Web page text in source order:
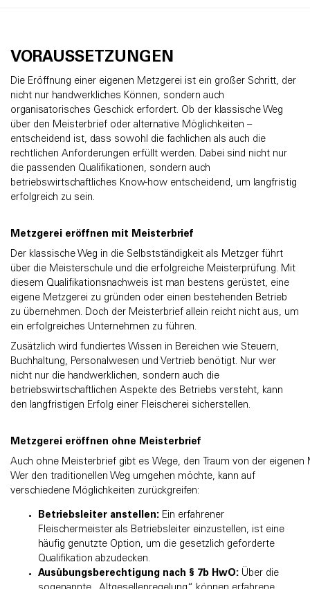
Fachkräftemangel
Übernahme einer Metzgerei
Sie haben einen konkreten Bedarf? Wir beraten Sie gern.
UNSER Fazit ZUR ERÖFFNUNG EINER METZGEREI
Quellen
VORAUSSETZUNGEN
Die Eröffnung einer eigenen Metzgerei ist ein großer Schritt, der
nicht nur handwerkliches Können, sondern auch
organisatorisches Geschick erfordert. Ob der klassische Weg
über den Meisterbrief oder alternative Möglichkeiten –
entscheidend ist, dass sowohl die fachlichen als auch die
rechtlichen Anforderungen erfüllt werden. Dabei sind nicht nur
die passenden Qualifikationen, sondern auch
betriebswirtschaftliches Know-how entscheidend, um langfristig
erfolgreich zu sein.
Metzgerei eröffnen mit Meisterbrief
Der klassische Weg in die Selbstständigkeit als Metzger führt
über die Meisterschule und die erfolgreiche Meisterprüfung. Mit
diesem Qualifikationsnachweis ist man bestens gerüstet, eine
eigene Metzgerei zu gründen oder einen bestehenden Betrieb
zu übernehmen. Doch der Meisterbrief allein reicht nicht aus, um
ein erfolgreiches Unternehmen zu führen.
Zusätzlich wird fundiertes Wissen in Bereichen wie Steuern,
Buchhaltung, Personalwesen und Vertrieb benötigt. Nur wer
nicht nur die handwerklichen, sondern auch die
betriebswirtschaftlichen Aspekte des Betriebs versteht, kann
den langfristigen Erfolg einer Fleischerei sicherstellen.
Metzgerei eröffnen ohne Meisterbrief
Auch ohne Meisterbrief gibt es Wege, den Traum von der eigenen
Wer den traditionellen Weg umgehen möchte, kann auf
verschiedene Möglichkeiten zurückgreifen:
Betriebsleiter anstellen: Ein erfahrener
Fleischermeister als Betriebsleiter einzustellen, ist eine
häufig genutzte Option, um die gesetzlich geforderte
Qualifikation abzudecken.
Ausübungsberechtigung nach § 7b HwO: Über die